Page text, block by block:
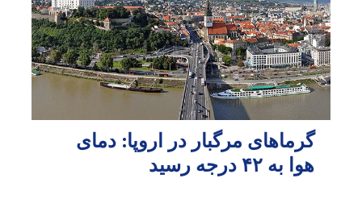
گرماهای مرگبار در اروپا: دمای
هوا به ۴۲ درجه رسید